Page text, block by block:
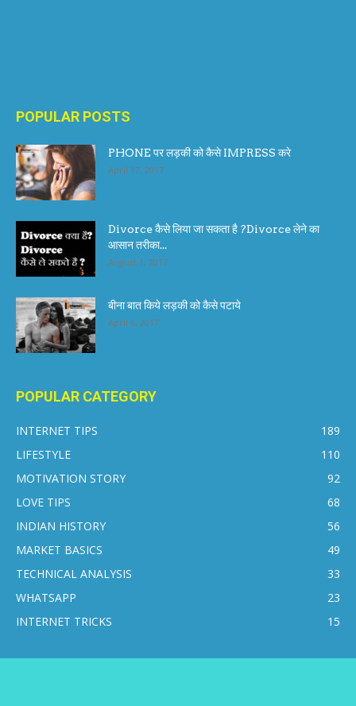
POPULAR POSTS
PHONE पर लड़की को कैसे IMPRESS करे
April 17, 2017
Divorce कैसे लिया जा सकता है ?Divorce लेने का
आसान तरीका...
August 1, 2017
बीना बात किये लड़की को कैसे पटाये
April 6, 2017
POPULAR CATEGORY
INTERNET TIPS
189
LIFESTYLE
110
MOTIVATION STORY
92
LOVE TIPS
68
INDIAN HISTORY
56
MARKET BASICS
49
TECHNICAL ANALYSIS
33
WHATSAPP
23
INTERNET TRICKS
15